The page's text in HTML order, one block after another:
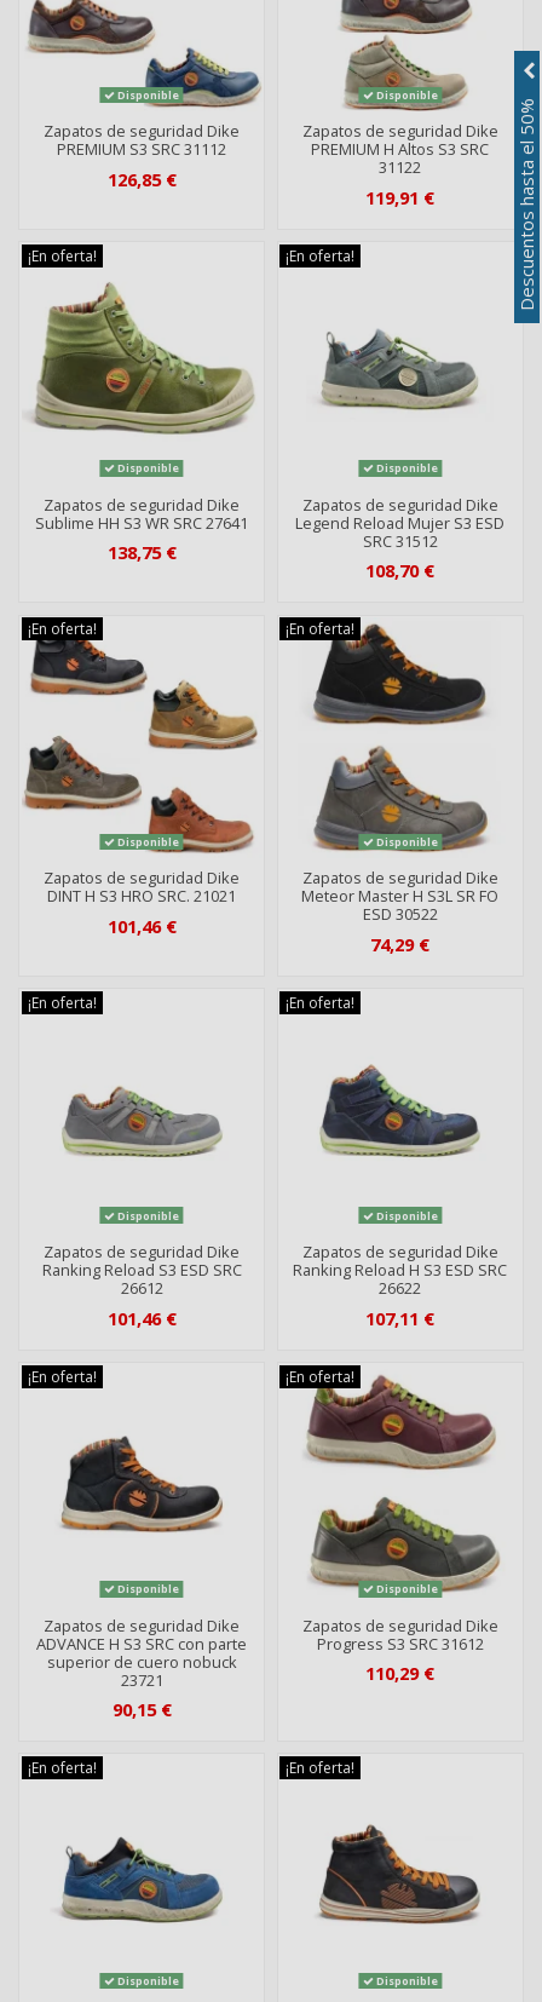
Disponible
Zapatos de seguridad Dike
PREMIUM S3 SRC 31112
126,85 €
Disponible
Zapatos de seguridad Dike
PREMIUM H Altos S3 SRC
31122
119,91 €
¡En oferta!
Disponible
Zapatos de seguridad Dike
Sublime HH S3 WR SRC 27641
138,75 €
¡En oferta!
Disponible
Zapatos de seguridad Dike
Legend Reload Mujer S3 ESD
SRC 31512
108,70 €
¡En oferta!
Disponible
Zapatos de seguridad Dike
DINT H S3 HRO SRC. 21021
101,46 €
¡En oferta!
Disponible
Zapatos de seguridad Dike
Meteor Master H S3L SR FO
ESD 30522
74,29 €
¡En oferta!
Disponible
Zapatos de seguridad Dike
Ranking Reload S3 ESD SRC
26612
101,46 €
¡En oferta!
Disponible
Zapatos de seguridad Dike
Ranking Reload H S3 ESD SRC
26622
107,11 €
¡En oferta!
Disponible
Zapatos de seguridad Dike
ADVANCE H S3 SRC con parte
superior de cuero nobuck
23721
90,15 €
¡En oferta!
Disponible
Zapatos de seguridad Dike
Progress S3 SRC 31612
110,29 €
¡En oferta!
Disponible
¡En oferta!
Disponible
Descuentos hasta el 50%